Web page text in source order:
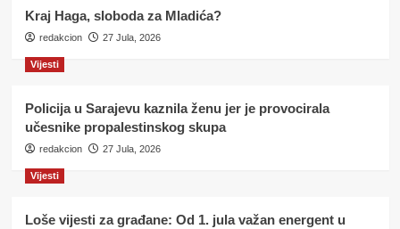
Kraj Haga, sloboda za Mladića?
redakcion 27 Jula, 2026
Vijesti
Policija u Sarajevu kaznila ženu jer je provocirala
učesnike propalestinskog skupa
redakcion 27 Jula, 2026
Vijesti
Loše vijesti za građane: Od 1. jula važan energent u